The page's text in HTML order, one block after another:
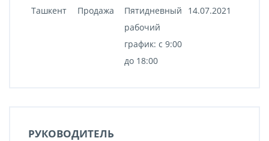
Ташкент
Продажа
Пятидневный
рабочий
график: с 9:00
до 18:00
14.07.2021
РУКОВОДИТЕЛЬ